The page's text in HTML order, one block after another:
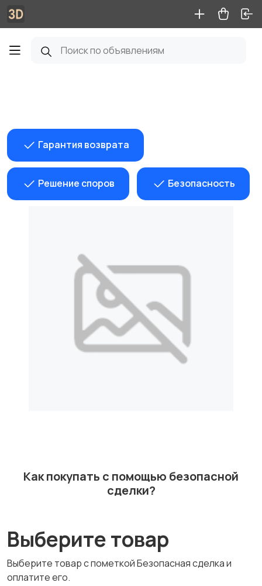
Гарантия возврата
Решение споров Безопасность
Как покупать с помощью безопасной
сделки?
Выберите товар
Выберите товар с пометкой Безопасная сделка и
оплатите его.